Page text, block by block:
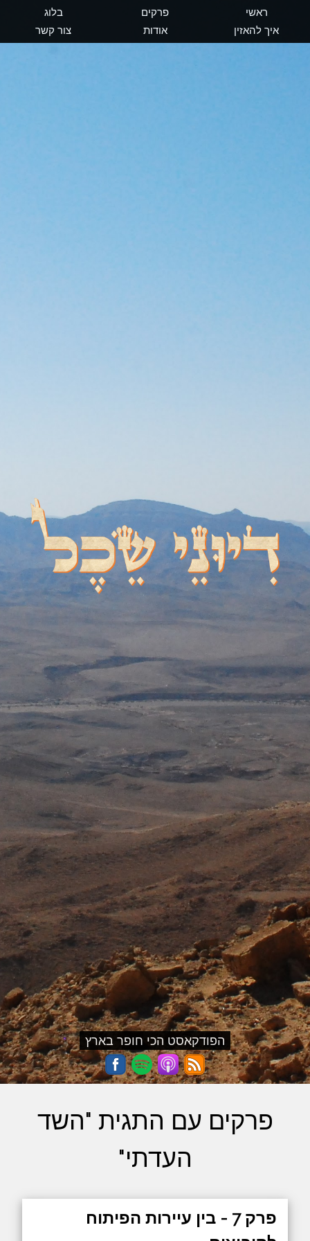
ראשי פרקים
בלוג
איך להאזין
אודות צור קשר
דיוני שכל
הפודקאסט הכי חופר בארץ
פרקים עם התגית "השד
העדתי"
פרק 7 - בין עיירות הפיתוח